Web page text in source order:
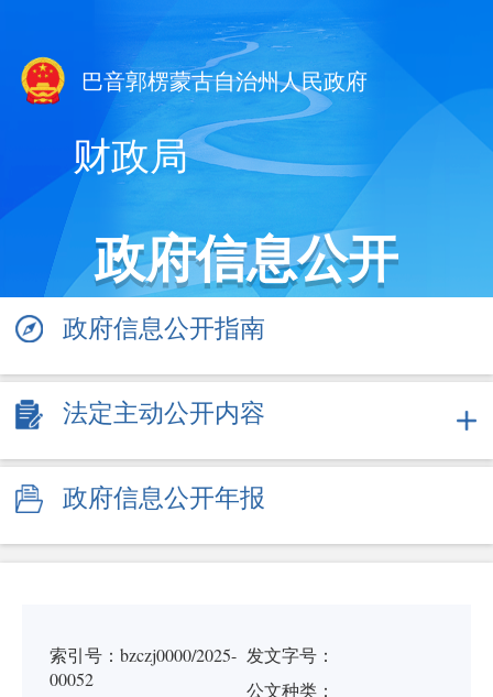
巴音郭楞蒙古自治州人民政府
财政局
政府信息公开
政府信息公开指南
法定主动公开内容
政府信息公开年报
索引号：bzczj0000/2025-
00052
发文字号：
公文种类：